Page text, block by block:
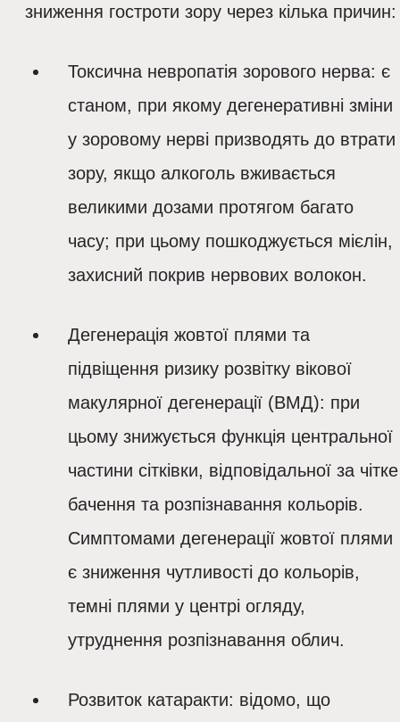
зниження гостроти зору через кілька причин:
Токсична невропатія зорового нерва: є
станом, при якому дегенеративні зміни
у зоровому нерві призводять до втрати
зору, якщо алкоголь вживається
великими дозами протягом багато
часу; при цьому пошкоджується мієлін,
захисний покрив нервових волокон.
Дегенерація жовтої плями та
підвіщення ризику розвітку вікової
макулярної дегенерації (ВМД): при
цьому знижується функція центральної
частини сітківки, відповідальної за чітке
бачення та розпізнавання кольорів.
Симптомами дегенерації жовтої плями
є зниження чутливості до кольорів,
темні плями у центрі огляду,
утруднення розпізнавання облич.
Розвиток катаракти: відомо, що